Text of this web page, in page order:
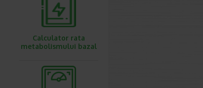
Calculator rata
metabolismului bazal